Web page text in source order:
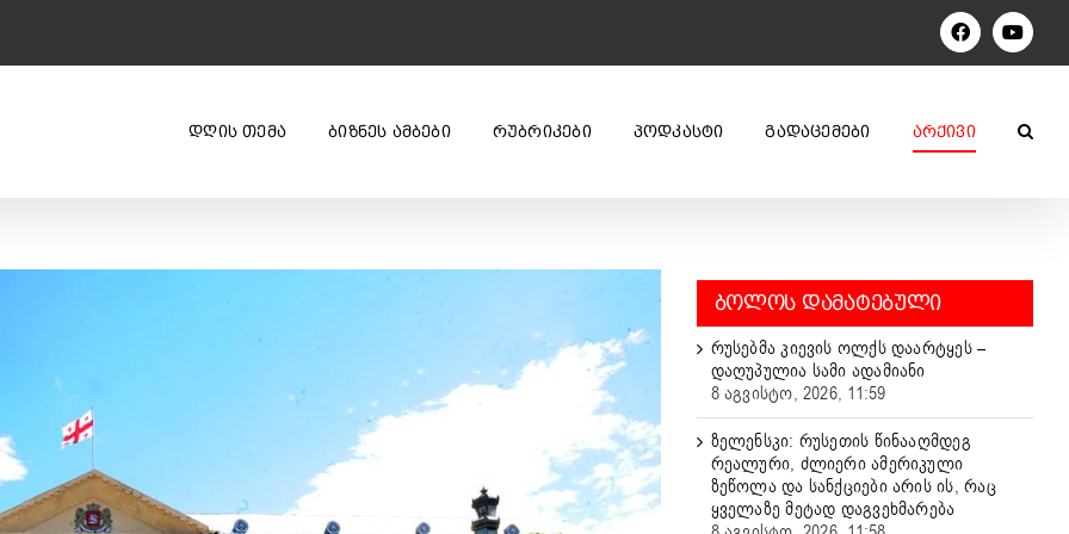
Facebook
ᲓᲦᲘᲡ ᲗᲔᲛᲐ ᲑᲘᲖᲜᲔᲡ ᲐᲛᲑᲔᲑᲘ ᲠᲣᲑᲠᲘᲙᲔᲑᲘ ᲞᲝᲓᲙᲐᲡᲢᲘ ᲒᲐᲓᲐᲪᲔᲛᲔᲑᲘ ᲐᲠᲥᲘᲕᲘ
ᲑᲝᲚᲝᲡ ᲓᲐᲛᲐᲢᲔᲑᲣᲚᲘ
რუსებმა კიევის ოლქს დაარტყეს –
დაღუპულია სამი ადამიანი
8 აგვისტო, 2026, 11:59
ზელენსკი: რუსეთის წინააღმდეგ
რეალური, ძლიერი ამერიკული
ზეწოლა და სანქციები არის ის, რაც
ყველაზე მეტად დაგვეხმარება